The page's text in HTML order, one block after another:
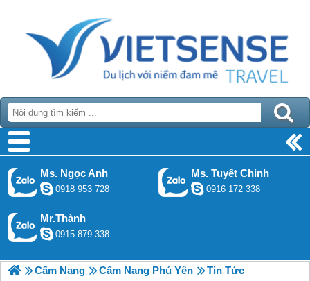
Ms. Ngọc Anh
0918 953 728
Ms. Tuyết Chinh
0916 172 338
Mr.Thành
0915 879 338
Cẩm Nang Cẩm Nang Phú Yên
Tin Tức